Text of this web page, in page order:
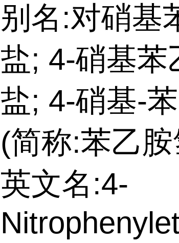
别名:对硝基
盐; 4-硝基苯
盐; 4-硝基-
(简称:苯乙
英文名:4-